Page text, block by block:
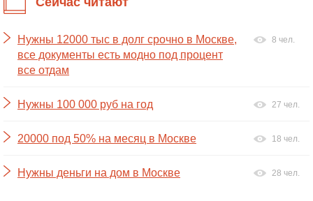
Нужны 12000 тыс в долг срочно в Москве,
все документы есть модно под процент
все отдам
8 чел.
Нужны 100 000 руб на год 27 чел.
20000 под 50% на месяц в Москве 18 чел.
Нужны деньги на дом в Москве 28 чел.